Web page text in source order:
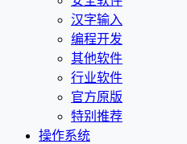
汉字输入
编程开发
其他软件
行业软件
官方原版
特别推荐
操作系统